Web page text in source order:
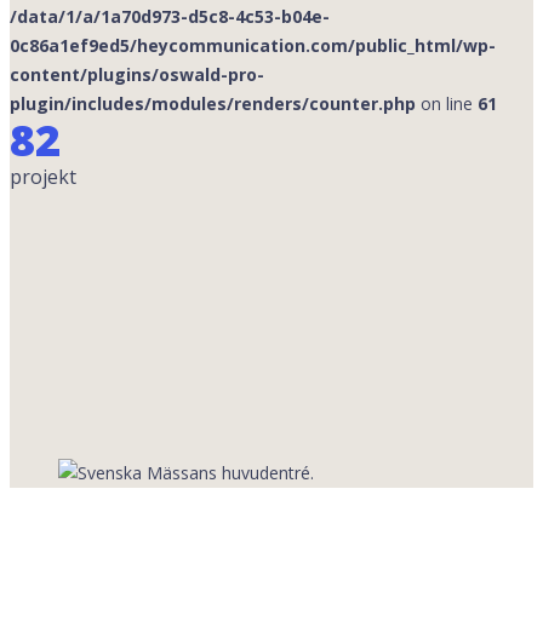
/data/1/a/1a70d973-d5c8-4c53-b04e-
0c86a1ef9ed5/heycommunication.com/public_html/wp-
content/plugins/oswald-pro-
plugin/includes/modules/renders/counter.php on line 61
82
projekt